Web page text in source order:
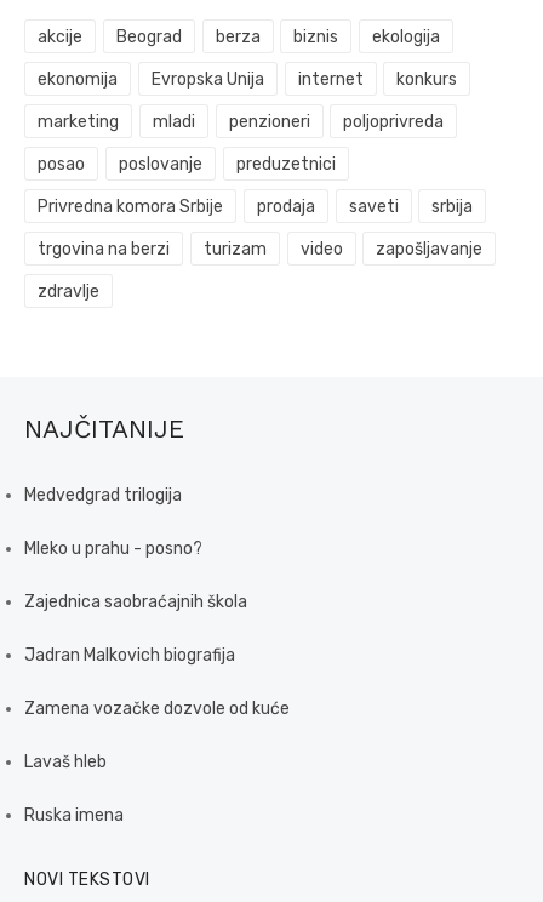
akcije Beograd berza biznis ekologija
ekonomija Evropska Unija internet konkurs
marketing mladi penzioneri poljoprivreda
posao poslovanje preduzetnici
Privredna komora Srbije prodaja saveti srbija
trgovina na berzi turizam video zapošljavanje
zdravlje
NAJČITANIJE
Medvedgrad trilogija
Mleko u prahu - posno?
Zajednica saobraćajnih škola
Jadran Malkovich biografija
Zamena vozačke dozvole od kuće
Lavaš hleb
Ruska imena
NOVI TEKSTOVI